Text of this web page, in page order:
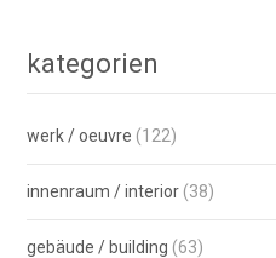
kategorien
werk / oeuvre (122)
innenraum / interior (38)
gebäude / building (63)